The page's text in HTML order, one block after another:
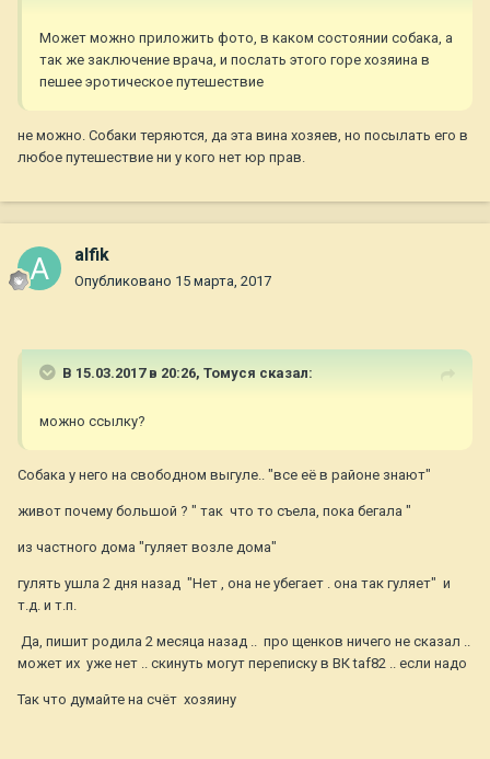
Может можно приложить фото, в каком состоянии собака, а
так же заключение врача, и послать этого горе хозяина в
пешее эротическое путешествие
не можно. Собаки теряются, да эта вина хозяев, но посылать его в
любое путешествие ни у кого нет юр прав.
alfik
Опубликовано 15 марта, 2017
В 15.03.2017 в 20:26, Томуся сказал:
можно ссылку?
Собака у него на свободном выгуле.. "все её в районе знают"
живот почему большой ? " так что то съела, пока бегала "
из частного дома "гуляет возле дома"
гулять ушла 2 дня назад "Нет , она не убегает . она так гуляет" и
т.д. и т.п.
Да, пишит родила 2 месяца назад .. про щенков ничего не сказал ..
может их уже нет .. скинуть могут переписку в ВК taf82 .. если надо
Так что думайте на счёт хозяину